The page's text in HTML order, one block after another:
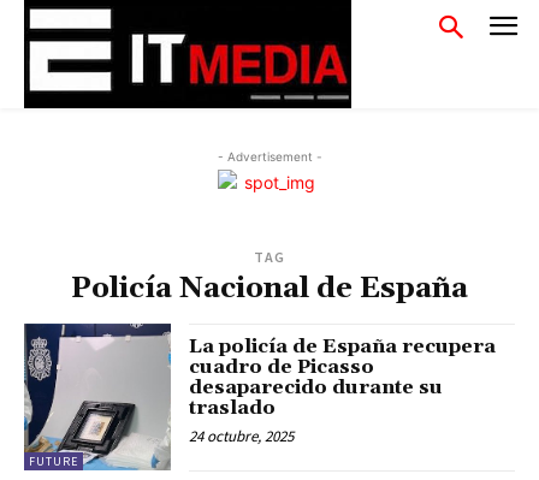
- Advertisement -
TAG
Policía Nacional de España
FUTURE
La policía de España recupera
cuadro de Picasso
desaparecido durante su
traslado
24 octubre, 2025